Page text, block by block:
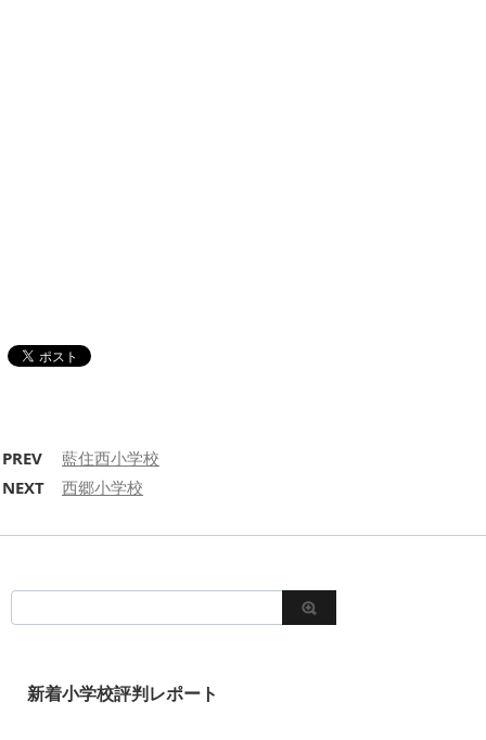
PREV
藍住西小学校
NEXT
西郷小学校
新着小学校評判レポート